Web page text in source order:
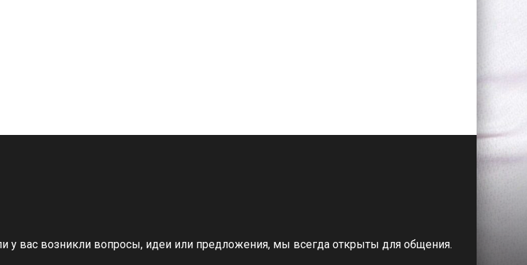
у вас возникли вопросы, идеи или предложения, мы всегда открыты для общения.